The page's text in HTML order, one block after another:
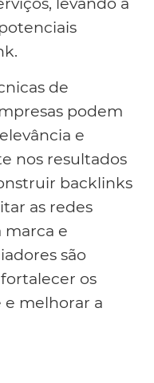
de
podem
e
nos resultados
backlinks
as redes
marca e
são
os
e melhorar a